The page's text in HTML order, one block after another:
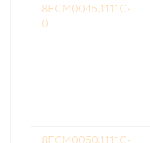
8ECM0045.1111C-
0
8ECM0050.1111C-